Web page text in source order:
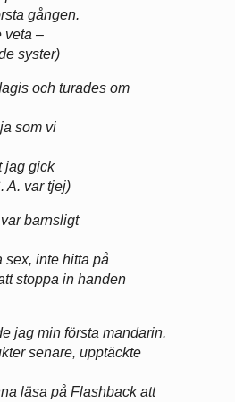
gången.
veta –
syster)
och turades om
som vi
jag gick
A. var tjej)
barnsligt
sex, inte hitta på
stoppa in handen
jag min första mandarin.
senare, upptäckte
läsa på Flashback att